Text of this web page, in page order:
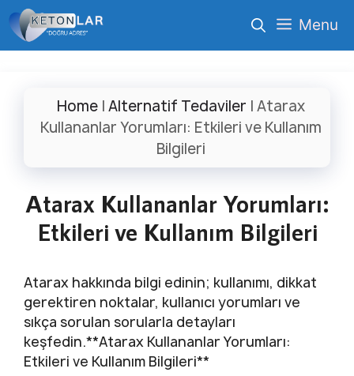
İçeriğe
atla
Menu
Home | Alternatif Tedaviler | Atarax
Kullananlar Yorumları: Etkileri ve Kullanım
Bilgileri
Atarax Kullananlar Yorumları:
Etkileri ve Kullanım Bilgileri
Atarax hakkında bilgi edinin; kullanımı, dikkat
gerektiren noktalar, kullanıcı yorumları ve
sıkça sorulan sorularla detayları
keşfedin.**Atarax Kullananlar Yorumları:
Etkileri ve Kullanım Bilgileri**